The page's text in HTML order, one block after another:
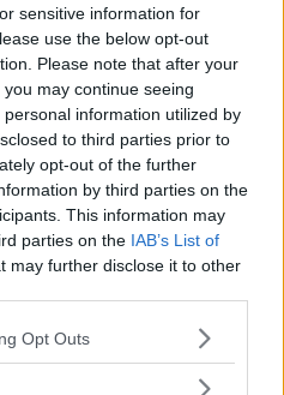
sensitive information for
use the below opt-out
Please note that after your
may continue seeing
information utilized by
to third parties prior to
opt-out of the further
by third parties on the
This information may
parties on the IAB’s List of
may further disclose it to other
uses one or more Google
behaviour. You may click to
Opt Outs